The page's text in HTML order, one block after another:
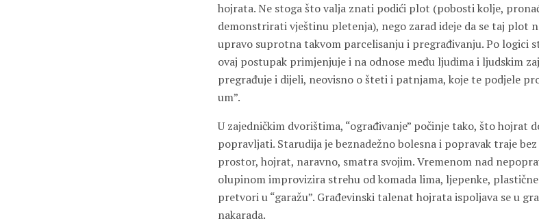
hojrata. Ne stoga što valja znati podići plot (pobosti kolje,
demonstrirati vještinu pletenja), nego zarad ideje da se taj plot
upravo suprotna takvom parcelisanju i pregrađivanju. Po logici
ovaj postupak primjenjuje i na odnose među ljudima i ljudskim
pregrađuje i dijeli, neovisno o šteti i patnjama, koje te podjele
um”.
U zajedničkim dvorištima, “ograđivanje” počinje tako, što hojrat
popravljati. Starudija je beznadežno bolesna i popravak traje
prostor, hojrat, naravno, smatra svojim. Vremenom nad
olupinom improvizira strehu od komada lima, ljepenke,
pretvori u “garažu”. Građevinski talenat hojrata ispoljava se u
nakarada.